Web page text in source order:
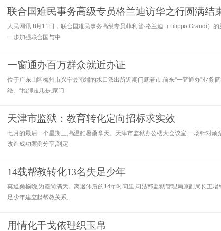
联合国难民事务高级专员格兰迪访华之行圆满结
人民网讯 8月11日，联合国难民事务高级专员菲利普·格兰迪（Filippo Grandi）
一步加强联合国与中
一窗通办百万群众就近办证
位于广东山区梅州市兴宁最南端的水口派出所近期门庭若市,前来“一窗通办”业务
绝。“抬脚走几步,家门
天津市监狱：教育转化定向招标求实效
七月的最后一个星期三,高温酷暑桑拿天。天津市监狱办公楼大会议室,一场针对
改造成功案例分享,到定
14载帮教转化13名失足少年
莫道桑榆晚,为霞尚满天。离退休后的14年时间里,司法部监狱管理局原副局长王
足少年建立起帮教关系,
用情化干戈依理织玉帛